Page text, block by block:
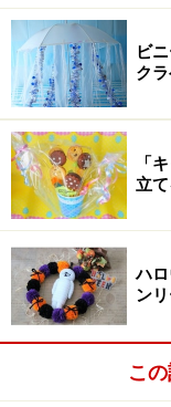
七五三につ
初めて迎える七
すが、祖父母宅が
五三について聞け
また呉服屋さん
てみても良いか
園や幼稚園でも
ょう。
リーズナブ
ビ
ク
「
立
ハ
ン
こ